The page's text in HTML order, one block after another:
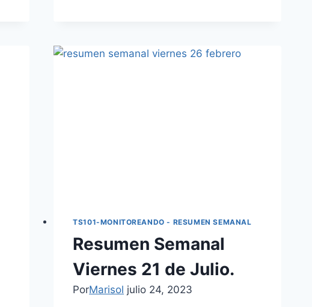
TS101-MONITOREANDO - RESUMEN SEMANAL
Resumen Semanal
Viernes 21 de Julio.
PorMarisol julio 24, 2023